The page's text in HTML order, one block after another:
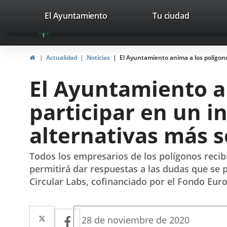
Portal
Web
del
Valladolid
avaTop
valladolid.es
El Ayuntamiento Tu ciudad
InicioActualidad Noticias El Ayuntamiento anima a los
El Ayuntamiento
participar en un
alternativas más
Todos los empresarios de los polígonos
permitirá dar respuestas a las dudas que
Circular Labs, cofinanciado por el Fondo
Twitter
EnlaceFacebook
Enlace
Fecha
28 de noviembre de 2020